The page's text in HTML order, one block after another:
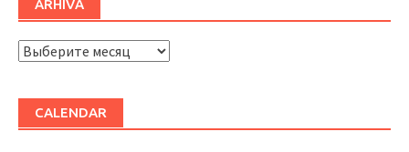
ARHIVĂ
ARHIVĂ
CALENDAR